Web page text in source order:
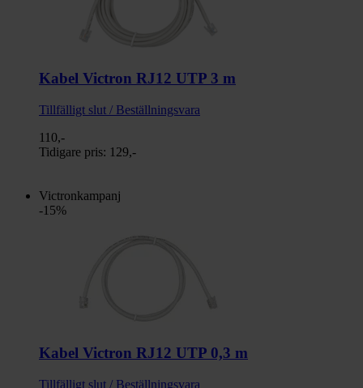
Kabel Victron RJ12 UTP 3 m
Tillfälligt slut / Beställningsvara
110,-
Tidigare pris: 129,-
Victronkampanj
-15%
Kabel Victron RJ12 UTP 0,3 m
Tillfälligt slut / Beställningsvara